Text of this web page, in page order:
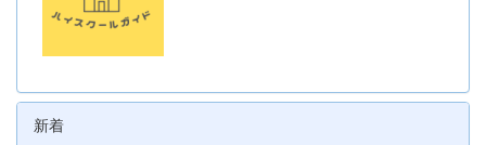
新着